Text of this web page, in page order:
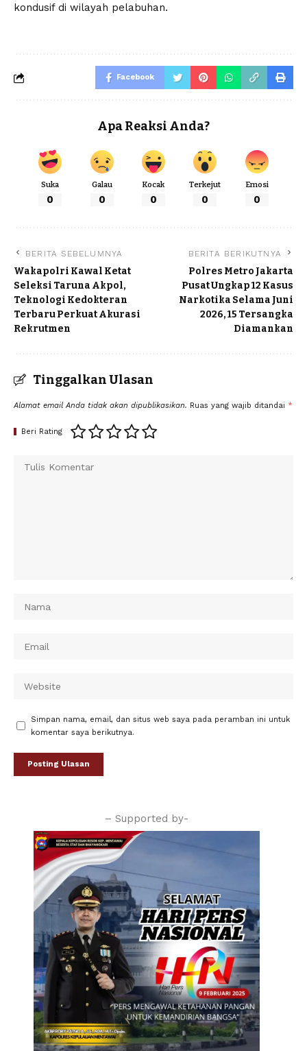
kondusif di wilayah pelabuhan.
Facebook
Apa Reaksi Anda?
Suka
0
Galau
0
Kocak
0
Terkejut
0
Emosi
0
BERITA SEBELUMNYA
Wakapolri Kawal Ketat
Seleksi Taruna Akpol,
Teknologi Kedokteran
Terbaru Perkuat Akurasi
Rekrutmen
BERITA BERIKUTNYA
Polres Metro Jakarta
Pusat Ungkap 12 Kasus
Narkotika Selama Juni
2026, 15 Tersangka
Diamankan
Tinggalkan Ulasan
Alamat email Anda tidak akan dipublikasikan. Ruas yang wajib ditandai *
Beri Rating
Simpan nama, email, dan situs web saya pada peramban ini untuk
komentar saya berikutnya.
– Supported by-